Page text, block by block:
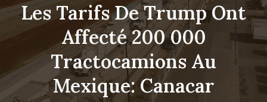
Les Tarifs De Trump Ont
Affecté 200 000
Tractocamions Au
Mexique: Canacar